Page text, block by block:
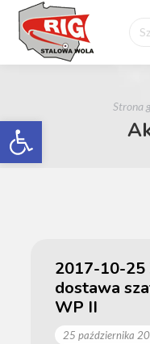
Otwórz pasek narzędzi
Jesteś
Strona
2017-10-
dostawa
WP II
25 października